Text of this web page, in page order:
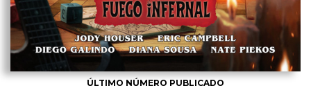
ÚLTIMO NÚMERO PUBLICADO